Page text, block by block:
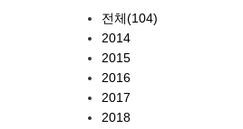
전체(104)
2014
2015
2016
2017
2018